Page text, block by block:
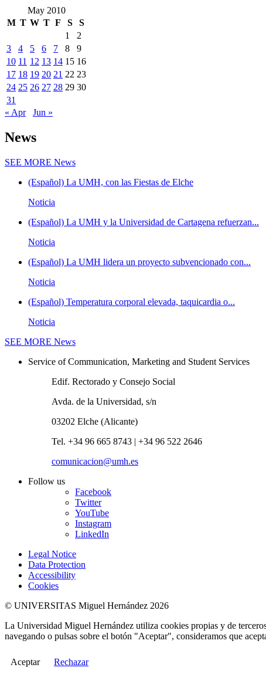
May 2010
M T W T F S
S
1
2
3
4 5 6 7 8
9
10 11 12 13 14 15 16
17 18 19 20 21 22 23
24 25 26 27 28 29 30
31
« Apr
Jun »
News
SEE MORE News
(Español) La UMH, con las Fiestas de Elche
Noticia
(Español) La UMH y la Universidad de Cartagena refuerzan...
Noticia
(Español) La UMH lidera un proyecto subvencionado con...
Noticia
(Español) Temperatura corporal elevada, taquicardia o...
Noticia
SEE MORE News
Service of Communication, Marketing and Student Services
Edif. Rectorado y Consejo Social
Avda. de la Universidad, s/n
03202 Elche (Alicante)
Tel. +34 96 665 8743 | +34 96 522 2646
comunicacion@umh.es
Follow us
Facebook
Twitter
YouTube
Instagram
LinkedIn
Legal Notice
Data Protection
Accessibility
Cookies
© UNIVERSITAS Miguel Hernández 2026
La Universidad Miguel Hernández utiliza cookies propias y de
navegando o pulsas sobre el botón "Aceptar", consideramos que
Aceptar Rechazar